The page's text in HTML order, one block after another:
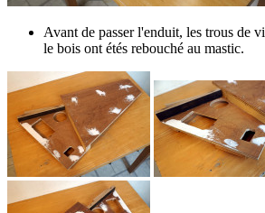
Avant de passer l'enduit, les trous de
le bois ont étés rebouché au mastic.